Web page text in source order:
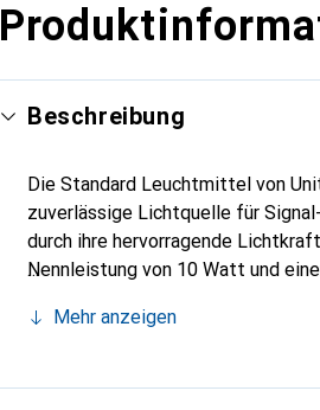
Beschreibung
Die Standard Leuchtmittel von
zuverlässige Lichtquelle für
durch ihre hervorragende
Nennleistung von 10 Watt und
Strassenverkehr. Die Lampe ist
eine einfache Installation in
Mehr anzeigen